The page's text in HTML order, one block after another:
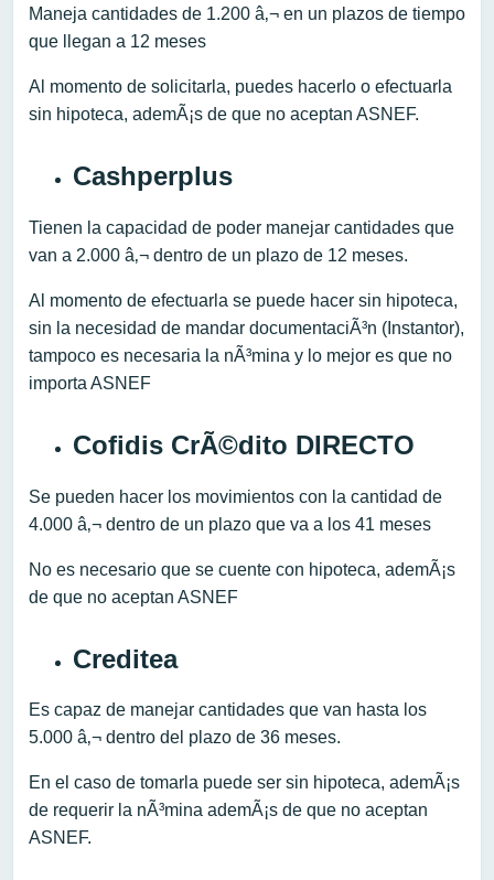
Maneja cantidades de 1.200 â‚¬ en un plazos de tiempo
que llegan a 12 meses
Al momento de solicitarla, puedes hacerlo o efectuarla
sin hipoteca, ademÃ¡s de que no aceptan ASNEF.
Cashperplus
Tienen la capacidad de poder manejar cantidades que
van a 2.000 â‚¬ dentro de un plazo de 12 meses.
Al momento de efectuarla se puede hacer sin hipoteca,
sin la necesidad de mandar documentaciÃ³n (Instantor),
tampoco es necesaria la nÃ³mina y lo mejor es que no
importa ASNEF
Cofidis CrÃ©dito DIRECTO
Se pueden hacer los movimientos con la cantidad de
4.000 â‚¬ dentro de un plazo que va a los 41 meses
No es necesario que se cuente con hipoteca, ademÃ¡s
de que no aceptan ASNEF
Creditea
Es capaz de manejar cantidades que van hasta los
5.000 â‚¬ dentro del plazo de 36 meses.
En el caso de tomarla puede ser sin hipoteca, ademÃ¡s
de requerir la nÃ³mina ademÃ¡s de que no aceptan
ASNEF.